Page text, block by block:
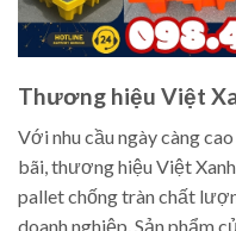
Thương hiệu Việt
Với nhu cầu ngày càng
bãi, thương hiệu Việt
pallet chống tràn chất
doanh nghiệp. Sản phẩm